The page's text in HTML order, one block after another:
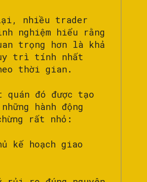
lại, nhiều trader
nghiệm hiểu rằng
trọng hơn là khả
trì tính nhất
thời gian.
quán đó được tạo
hành động
rất nhỏ:
kế hoạch giao